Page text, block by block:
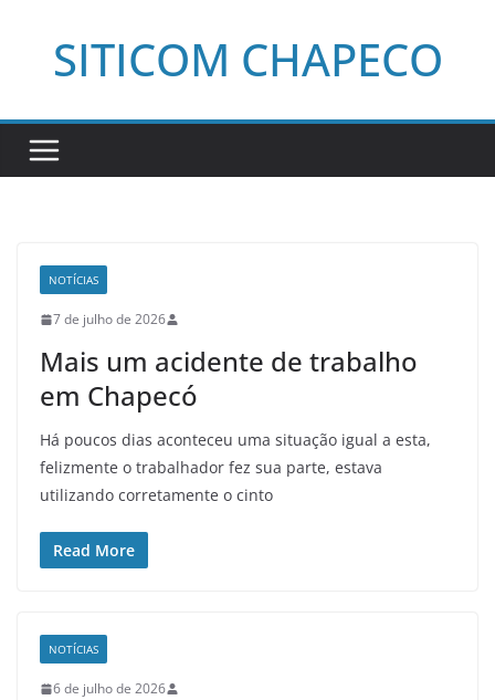
SITICOM CHAPECO
NOTÍCIAS
7 de julho de 2026
Mais um acidente de trabalho
em Chapecó
Há poucos dias aconteceu uma situação igual a esta,
felizmente o trabalhador fez sua parte, estava
utilizando corretamente o cinto
Read More
NOTÍCIAS
6 de julho de 2026